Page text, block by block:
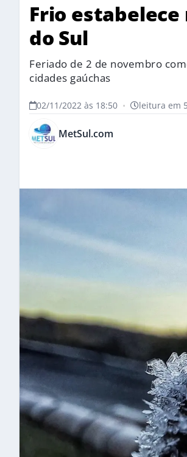
Frio estabelece
do Sul
Feriado de 2 de novembro
cidades gaúchas
02/11/2022 às 18:50 • leitura em
MetSul.com